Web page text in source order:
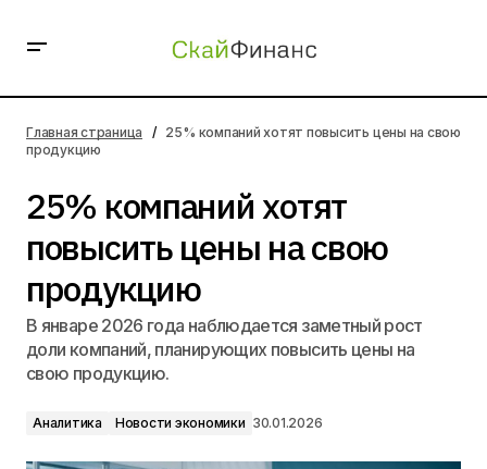
продукцию
Главная страница
25% компаний хотят повысить цены на свою
продукцию
25% компаний хотят
повысить цены на свою
продукцию
В январе 2026 года наблюдается заметный рост
доли компаний, планирующих повысить цены на
свою продукцию.
Аналитика Новости экономики 30.01.2026